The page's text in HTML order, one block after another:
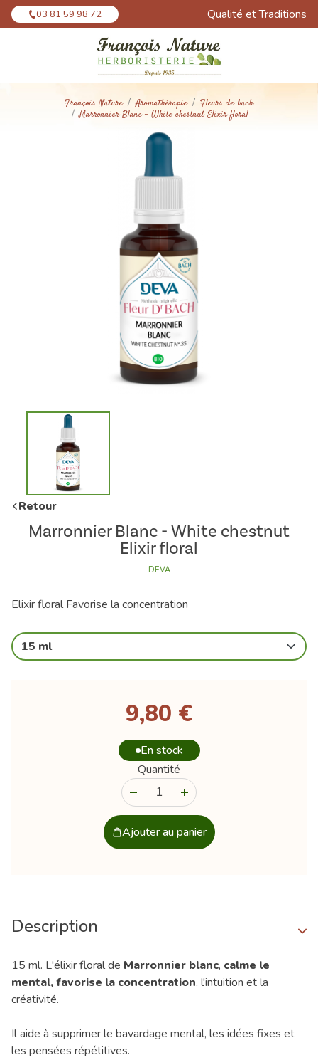
03 81 59 98 72 Qualité et Traditions
François Nature Aromathérapie
Fleurs de bach
Marronnier Blanc - White chestnut Elixir floral
Retour
Marronnier Blanc - White chestnut
Elixir floral
DEVA
Elixir floral Favorise la concentration
15 ml
9,80 €
En stock
Quantité
Ajouter au panier
Description
15 ml. L'élixir floral de Marronnier blanc, calme le
mental, favorise la concentration, l'intuition et la
créativité.
Il aide à supprimer le bavardage mental, les idées fixes et
les pensées répétitives.
Panneau de gestion des cookies